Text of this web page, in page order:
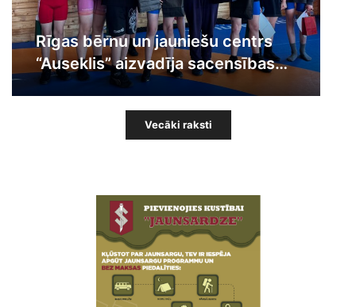
Rīgas bērnu un jauniešu centrs
“Auseklis” aizvadīja sacensības
“Grieķu-romiešu cīņas
Vecāki raksti